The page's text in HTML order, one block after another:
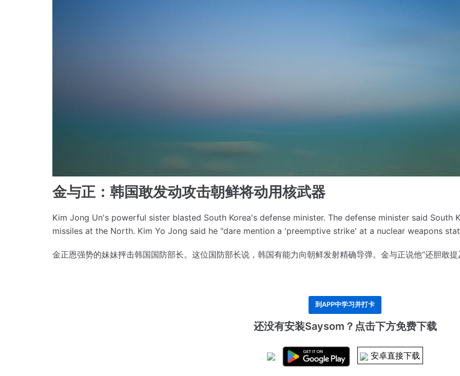
金与正：韩国敢发动攻击朝鲜将动用核武器
Kim Jong Un's powerful sister blasted South Korea's defense minister. The defense minister said South
missiles at the North. Kim Yo Jong said he "dare mention a 'preemptive strike' at a nuclear weapons
金正恩强势的妹妹抨击韩国国防部长。 这位国防部长说，韩国有能力向朝鲜发射精确导弹。 金与正说他“还胆敢
到APP中学习并打卡
还没有安装Saysom？点击下方免费下载
安卓直接下载